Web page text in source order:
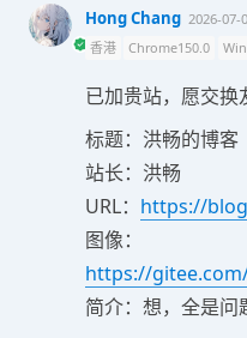
Hong Chang 2026-07-
香港
Chrome150.0
已加贵站，愿交换
标题：洪畅的博客
站长：洪畅
URL： https://
图像：
https://
简介：想，全是问